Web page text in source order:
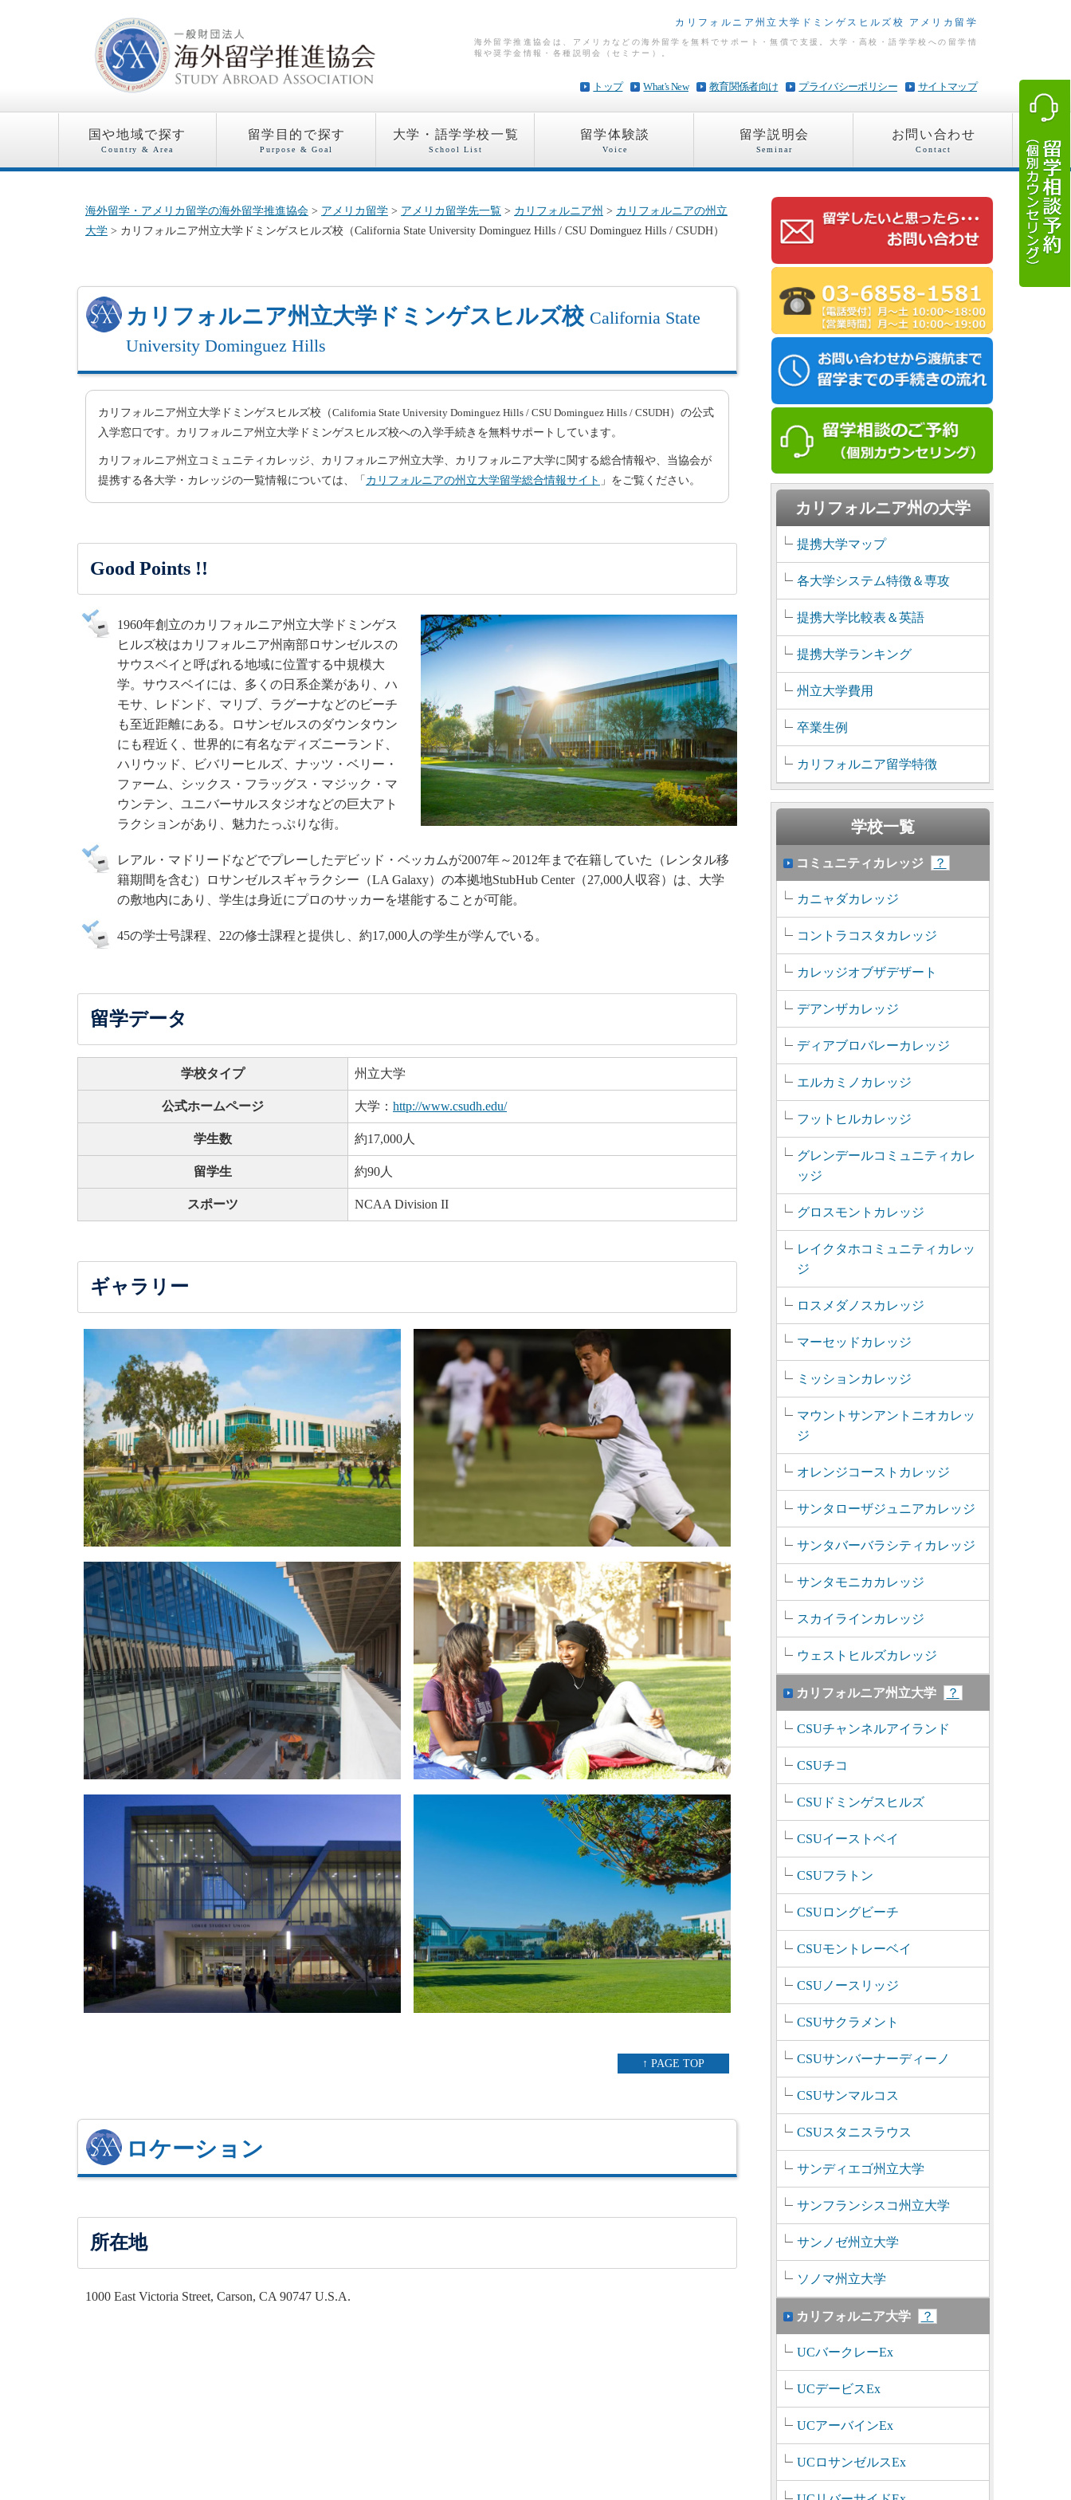
カリフォルニア州立大学ドミンゲスヒルズ校 アメリカ留学
海外留学推進協会は、アメリカなどの海外留学を無料でサポート・無償で支援。大学・高校・語学学校への留学情
報や奨学金情報・各種説明会（セミナー）。
サイトマップ
プライバシーポリシー
教育関係者向け
What's New
トップ
国や地域で探す
Country & Area
留学目的で探す
Purpose & Goal
大学・語学学校一覧
School List
留学体験談
Voice
留学説明会
Seminar
お問い合わせ
Contact
海外留学・アメリカ留学の海外留学推進協会 > アメリカ留学 > アメリカ留学先一覧 > カリフォルニア州 > カリフォルニアの州立
大学 > カリフォルニア州立大学ドミンゲスヒルズ校（California State University Dominguez Hills / CSU Dominguez Hills / CSUDH）
カリフォルニア州立大学ドミンゲスヒルズ校 California State
University Dominguez Hills
カリフォルニア州立大学ドミンゲスヒルズ校（California State University Dominguez Hills / CSU Dominguez Hills / CSUDH）の公式
入学窓口です。カリフォルニア州立大学ドミンゲスヒルズ校への入学手続きを無料サポートしています。
カリフォルニア州立コミュニティカレッジ、カリフォルニア州立大学、カリフォルニア大学に関する総合情報や、当協会が
提携する各大学・カレッジの一覧情報については、「カリフォルニアの州立大学留学総合情報サイト 」をご覧ください。
Good Points !!
1960年創立のカリフォルニア州立大学ドミンゲス
ヒルズ校はカリフォルニア州南部ロサンゼルスの
サウスベイと呼ばれる地域に位置する中規模大
学。サウスベイには、多くの日系企業があり、ハ
モサ、レドンド、マリブ、ラグーナなどのビーチ
も至近距離にある。ロサンゼルスのダウンタウン
にも程近く、世界的に有名なディズニーランド、
ハリウッド、ビバリーヒルズ、ナッツ・ベリー・
ファーム、シックス・フラッグス・マジック・マ
ウンテン、ユニバーサルスタジオなどの巨大アト
ラクションがあり、魅力たっぷりな街。
レアル・マドリードなどでプレーしたデビッド・ベッカムが2007年～2012年まで在籍していた（レンタル移
籍期間を含む）ロサンゼルスギャラクシー（LA Galaxy）の本拠地StubHub Center（27,000人収容）は、大学
の敷地内にあり、学生は身近にプロのサッカーを堪能することが可能。
45の学士号課程、22の修士課程と提供し、約17,000人の学生が学んでいる。
留学データ
学校タイプ 州立大学
公式ホームページ 大学： http://www.csudh.edu/
学生数 約17,000人
留学生 約90人
スポーツ NCAA Division II
ギャラリー
↑ PAGE TOP
ロケーション
所在地
1000 East Victoria Street, Carson, CA 90747 U.S.A.
カリフォルニア州の大学
提携大学マップ
各大学システム特徴＆専攻
提携大学比較表＆英語
提携大学ランキング
州立大学費用
卒業生例
カリフォルニア留学特徴
学校一覧
コミュニティカレッジ ？
カニャダカレッジ
コントラコスタカレッジ
カレッジオブザデザート
デアンザカレッジ
ディアブロバレーカレッジ
エルカミノカレッジ
フットヒルカレッジ
グレンデールコミュニティカレ
ッジ
グロスモントカレッジ
レイクタホコミュニティカレッ
ジ
ロスメダノスカレッジ
マーセッドカレッジ
ミッションカレッジ
マウントサンアントニオカレッ
ジ
オレンジコーストカレッジ
サンタローザジュニアカレッジ
サンタバーバラシティカレッジ
サンタモニカカレッジ
スカイラインカレッジ
ウェストヒルズカレッジ
カリフォルニア州立大学 ？
CSUチャンネルアイランド
CSUチコ
CSUドミンゲスヒルズ
CSUイーストベイ
CSUフラトン
CSUロングビーチ
CSUモントレーベイ
CSUノースリッジ
CSUサクラメント
CSUサンバーナーディーノ
CSUサンマルコス
CSUスタニスラウス
サンディエゴ州立大学
サンフランシスコ州立大学
サンノゼ州立大学
ソノマ州立大学
カリフォルニア大学 ？
UCバークレーEx
UCデービスEx
UCアーバインEx
UCロサンゼルスEx